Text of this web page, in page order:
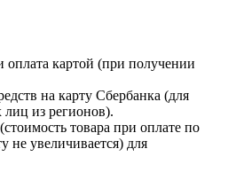
оплата картой (при получении
на карту Сбербанка (для
лиц из регионов).
товара при оплате по
не увеличивается) для